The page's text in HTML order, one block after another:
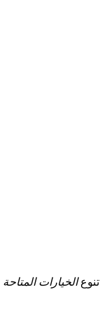
تنوعالخيارات المتاحة